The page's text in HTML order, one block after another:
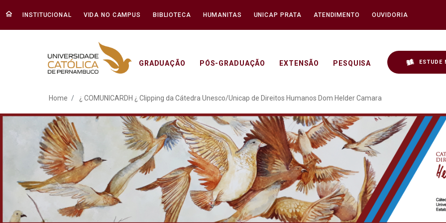
INSTITUCIONAL VIDA NO CAMPUS BIBLIOTECA HUMANITAS UNICAP PRATA ATENDIMENTO OUVIDORIA
GRADUAÇÃO PÓS-GRADUAÇÃO EXTENSÃO PESQUISA ESTUDE
¿ COMUNICARDH ¿ Clipping da Cátedra
Home ¿ COMUNICARDH ¿ Clipping da Cátedra Unesco/Unicap de Direitos Humanos Dom Helder Camara